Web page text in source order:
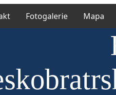
Fotogalerie Mapa